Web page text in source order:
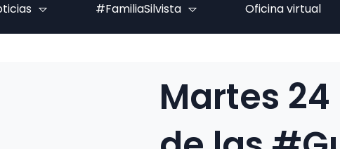
#FamiliaSilvista Oficina virtual
Martes